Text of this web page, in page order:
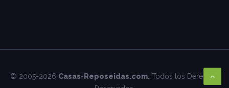
© 2005-2026 Casas-Reposeidas.com.Todos los Derechos